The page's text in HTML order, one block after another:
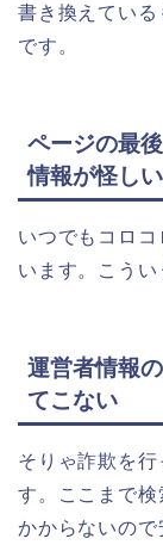
書き換えている
です。
ページの最
情報が怪し
いつでもコロ
います。こうい
運営者情報
てこない
そりゃ詐欺を
す。ここまで検
かからないので